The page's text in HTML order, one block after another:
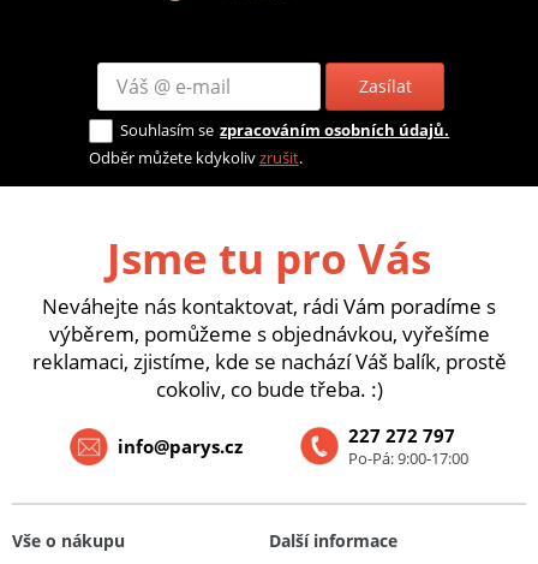
Zasílat
Souhlasím se zpracováním osobních údajů.
Odběr můžete kdykolivzrušit.
Jsme tu pro Vás
Neváhejte nás kontaktovat, rádi Vám poradíme s
výběrem, pomůžeme s objednávkou, vyřešíme
reklamaci, zjistíme, kde se nachází Váš balík, prostě
cokoliv, co bude třeba. :)
227 272 797
Po-Pá: 9:00-17:00
info@parys.cz
Vše o nákupu
Další informace